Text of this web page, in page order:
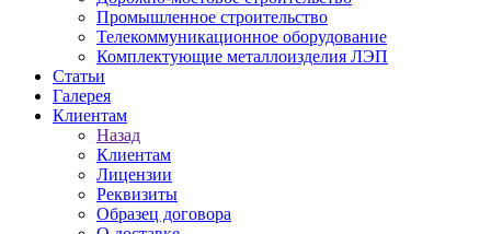
Промышленное строительство
Телекоммуникационное оборудование
Комплектующие металлоизделия ЛЭП
Статьи
Галерея
Клиентам
Назад
Клиентам
Лицензии
Реквизиты
Образец договора